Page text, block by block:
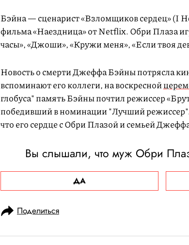
Бэйна — сценарист «Взломщиков сердец» (I
фильма «Наездница» от Netflix. Обри Плаза
часы», «Джоши», «Кружи меня», «Если твоя
Новость о смерти Джеффа Бэйны потрясла
вспоминают его коллеги, на воскресной
глобуса" память Бэйны почтил режиссер
победивший в номинации "Лучший режиссер".
что его сердце с Обри Плазой и семьей
Вы слышали, что муж Обри
ДА
Поделиться